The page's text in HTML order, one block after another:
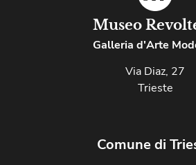
Museo
Galleria d'Arte
Via Diaz, 27
Trieste
Comune di